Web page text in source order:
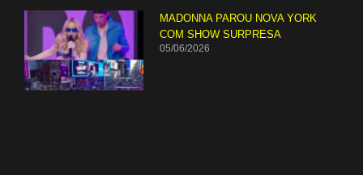
MADONNA PAROU NOVA YORK
COM SHOW SURPRESA
05/06/2026